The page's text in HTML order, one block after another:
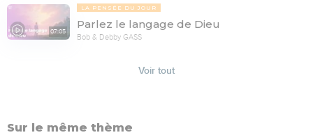
07:05
LA PENSÉE DU JOUR
Parlez le langage de Dieu
Bob & Debby GASS
Voir tout
Sur le même thème